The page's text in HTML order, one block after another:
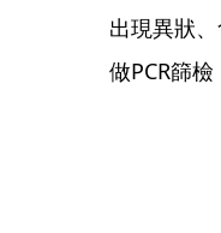
出現異狀
做PCR篩檢